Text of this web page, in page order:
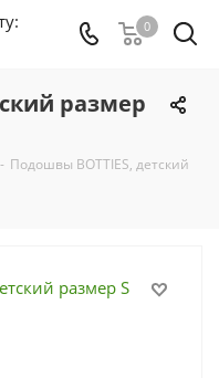
0
размер
- Подошвы BOTTIES, детский